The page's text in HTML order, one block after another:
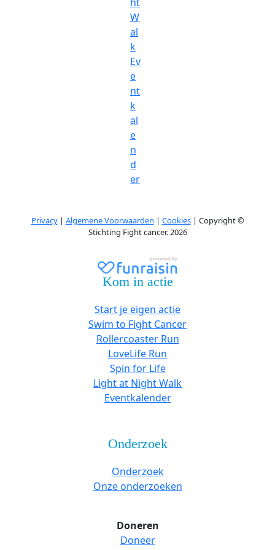
W
al
k
Ev
e
nt
k
al
e
n
d
er
Privacy| Algemene Voorwaarden | Cookies| Copyright ©
Stichting Fight cancer. 2026
Kom in actie
Start je eigen actie
Swim to Fight Cancer
Rollercoaster Run
LoveLife Run
Spin for Life
Light at Night Walk
Eventkalender
Onderzoek
Onderzoek
Onze onderzoeken
Doneren
Doneer